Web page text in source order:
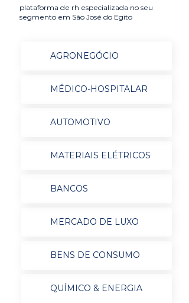
plataforma de rh especializada no seu
segmento em São José do Egito
AGRONEGÓCIO
MÉDICO-HOSPITALAR
AUTOMOTIVO
MATERIAIS ELÉTRICOS
BANCOS
MERCADO DE LUXO
BENS DE CONSUMO
QUÍMICO & ENERGIA